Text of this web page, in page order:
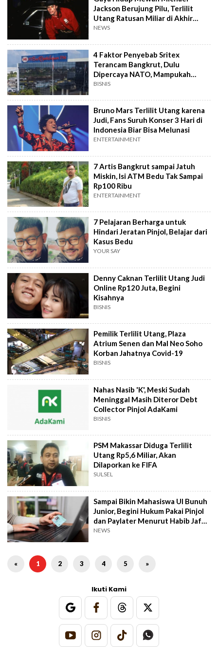
Jackson Berujung Pilu, Terlilit
Utang Ratusan Miliar di Akhir
Hayat
NEWS
4 Faktor Penyebab Sritex
Terancam Bangkrut, Dulu
Dipercaya NATO, Mampukah
Bangkit dari Keterpurukan?
BISNIS
Bruno Mars Terlilit Utang karena
Judi, Fans Suruh Konser 3 Hari di
Indonesia Biar Bisa Melunasi
ENTERTAINMENT
7 Artis Bangkrut sampai Jatuh
Miskin, Isi ATM Bedu Tak Sampai
Rp100 Ribu
ENTERTAINMENT
7 Pelajaran Berharga untuk
Hindari Jeratan Pinjol, Belajar dari
Kasus Bedu
YOUR SAY
Denny Caknan Terlilit Utang Judi
Online Rp120 Juta, Begini
Kisahnya
BISNIS
Pemilik Terlilit Utang, Plaza
Atrium Senen dan Mal Neo Soho
Korban Jahatnya Covid-19
BISNIS
Nahas Nasib 'K', Meski Sudah
Meninggal Masih Diteror Debt
Collector Pinjol AdaKami
BISNIS
PSM Makassar Diduga Terlilit
Utang Rp5,6 Miliar, Akan
Dilaporkan ke FIFA
SULSEL
Sampai Bikin Mahasiswa UI Bunuh
Junior, Begini Hukum Pakai Pinjol
dan Paylater Menurut Habib Jafar,
Ngeri!
NEWS
« 1 2 3 4 5 »
Ikuti Kami